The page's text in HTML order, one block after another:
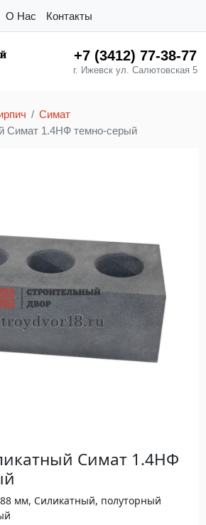
О Нас Контакты
+7 (3412) 77-38-77
г. Ижевск ул. Салютовская 5
Симат
Симат 1.4НФ темно-серый
Симат 1.4НФ
мм, Силикатный, полуторный